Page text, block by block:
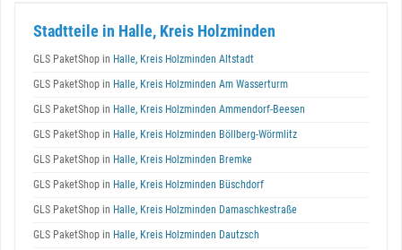
Stadtteile in Halle, Kreis Holzminden
GLS PaketShop in Halle, Kreis Holzminden Altstadt
GLS PaketShop in Halle, Kreis Holzminden Am Wasserturm
GLS PaketShop in Halle, Kreis Holzminden Ammendorf-Beesen
GLS PaketShop in Halle, Kreis Holzminden Böllberg-Wörmlitz
GLS PaketShop in Halle, Kreis Holzminden Bremke
GLS PaketShop in Halle, Kreis Holzminden Büschdorf
GLS PaketShop in Halle, Kreis Holzminden Damaschkestraße
GLS PaketShop in Halle, Kreis Holzminden Dautzsch